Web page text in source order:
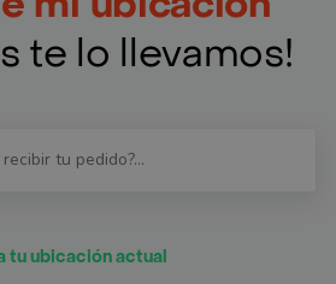
te lo llevamos!
tu ubicación actual